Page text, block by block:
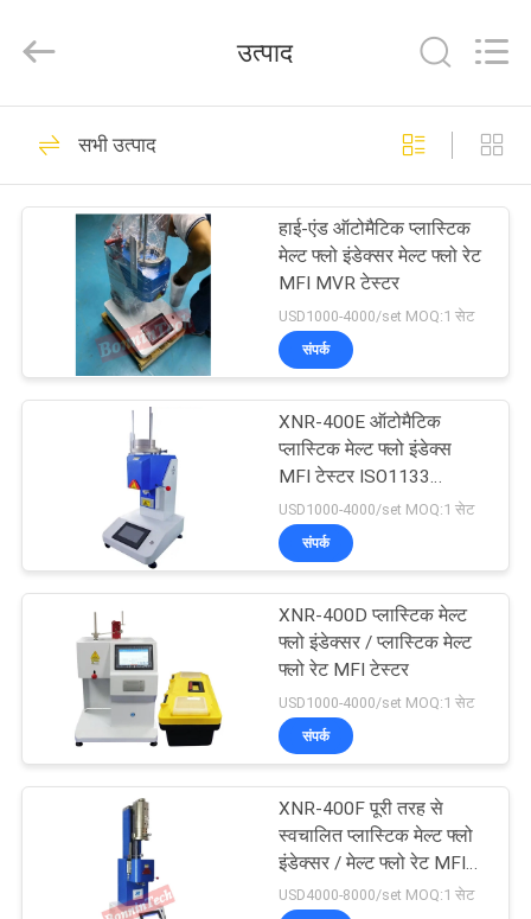
उत्पादों
बारे
कारखाना
गुणवत्ता
नियंत्रण
संपर्क
करें
Rights
by
फ्लेक्सो ऑफसेट स्याही
प्रूफ़र
33
टीजीए डीएससी सिंक्रोनस
थर्मल विश्लेषक
16
डीएससी विभेदक स्कैनिंग
कैलोरीमीटर
74
उत्पाद
सभी उत्पाद
हाई-एंड ऑटोमैटिक प्लास्टिक
मेल्ट फ्लो इंडेक्सर मेल्ट फ्लो रेट
MFI MVR टेस्टर
USD1000-4000/set MOQ:1 सेट
संपर्क
XNR-400E ऑटोमैटिक
प्लास्टिक मेल्ट फ्लो इंडेक्स
MFI टेस्टर ISO1133
ASTM D1238
USD1000-4000/set MOQ:1 सेट
संपर्क
XNR-400D प्लास्टिक मेल्ट
फ्लो इंडेक्सर / प्लास्टिक मेल्ट
फ्लो रेट MFI टेस्टर
USD1000-4000/set MOQ:1 सेट
संपर्क
XNR-400F पूरी तरह से
स्वचालित प्लास्टिक मेल्ट फ्लो
इंडेक्सर / मेल्ट फ्लो रेट MFI
MVR टेस्टर
USD4000-8000/set MOQ:1 सेट